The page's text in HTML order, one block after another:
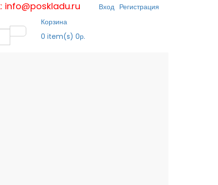
info@poskladu.ru Вход Регистрация
Корзина
0 item(s) 0р.